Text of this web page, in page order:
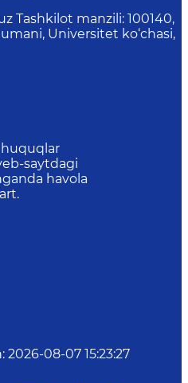
Tashkilot manzili: 100140,
Universitet ko‘chasi,
saytdagi
havola
: 2026-08-07 15:23:27